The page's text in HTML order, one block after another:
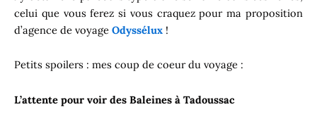
celui que vous ferez si vous craquez pour ma proposition
d’agence de voyage Odyssélux !
Petits spoilers : mes coup de coeur du voyage :
L’attente pour voir des Baleines à Tadoussac